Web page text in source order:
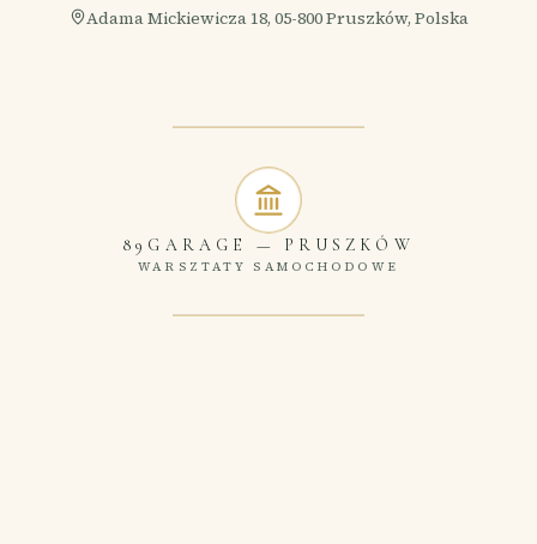
Adama Mickiewicza 18, 05-800 Pruszków, Polska
89GARAGE — PRUSZKÓW
WARSZTATY SAMOCHODOWE